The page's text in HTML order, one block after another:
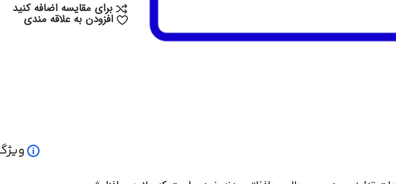
برای مقایسه اضافه کنید
افزودن به علاقه مندی